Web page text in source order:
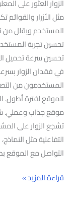
الزوار العثور على
مثل الأزرار
المستخدم ويقلل من
تحسين تجربة
تحسين سرعة تحميل
في فقدان الزوار
المستخدمون من
الموقع لفترة أطول.
موقع جذاب وعملي.
تشجع الزوار على
التفاعلية مثل
التواصل مع الموقع
قراءة المزيد »